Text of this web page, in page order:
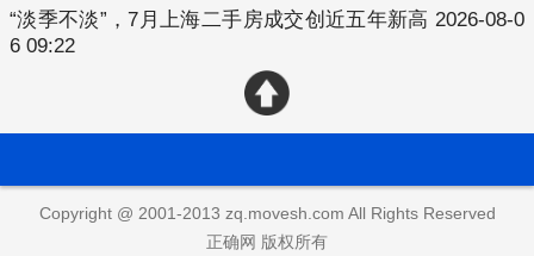
“淡季不淡”，7月上海二手房成交创近五年新高 2026-08-0
6 09:22
Copyright @ 2001-2013 zq.movesh.com All Rights Reserved
正确网 版权所有